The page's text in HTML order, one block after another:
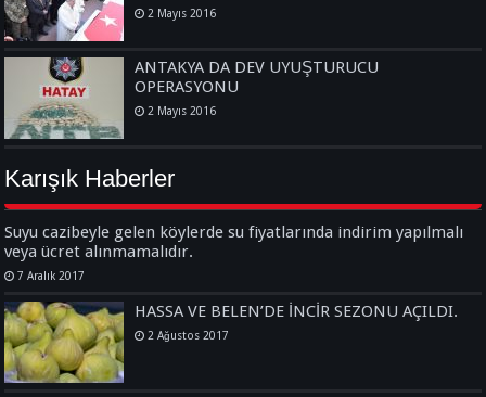
2 Mayıs 2016
ANTAKYA DA DEV UYUŞTURUCU
OPERASYONU
2 Mayıs 2016
Karışık Haberler
Suyu cazibeyle gelen köylerde su fiyatlarında indirim yapılmalı
veya ücret alınmamalıdır.
7 Aralık 2017
HASSA VE BELEN’DE İNCİR SEZONU AÇILDI.
2 Ağustos 2017